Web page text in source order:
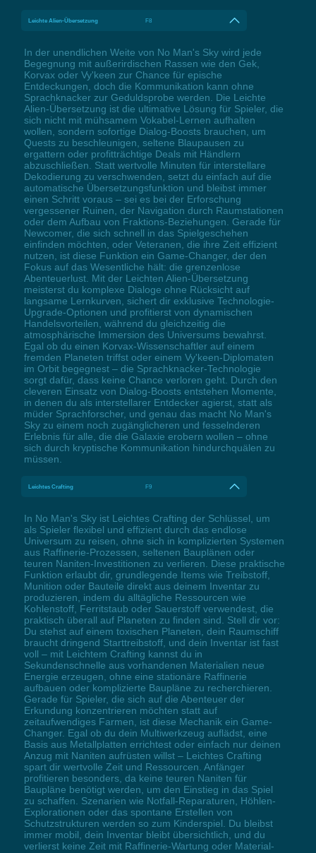
Leichte Alien-Übersetzung F8
In der unendlichen Weite von No Man's Sky wird jede
Begegnung mit außerirdischen Rassen wie den Gek,
Korvax oder Vy'keen zur Chance für epische
Entdeckungen, doch die Kommunikation kann ohne
Sprachknacker zur Geduldsprobe werden. Die Leichte
Alien-Übersetzung ist die ultimative Lösung für Spieler, die
sich nicht mit mühsamem Vokabel-Lernen aufhalten
wollen, sondern sofortige Dialog-Boosts brauchen, um
Quests zu beschleunigen, seltene Blaupausen zu
ergattern oder profitträchtige Deals mit Händlern
abzuschließen. Statt wertvolle Minuten für interstellare
Dekodierung zu verschwenden, setzt du einfach auf die
automatische Übersetzungsfunktion und bleibst immer
einen Schritt voraus – sei es bei der Erforschung
vergessener Ruinen, der Navigation durch Raumstationen
oder dem Aufbau von Fraktions-Beziehungen. Gerade für
Newcomer, die sich schnell in das Spielgeschehen
einfinden möchten, oder Veteranen, die ihre Zeit effizient
nutzen, ist diese Funktion ein Game-Changer, der den
Fokus auf das Wesentliche hält: die grenzenlose
Abenteuerlust. Mit der Leichten Alien-Übersetzung
meisterst du komplexe Dialoge ohne Rücksicht auf
langsame Lernkurven, sichert dir exklusive Technologie-
Upgrade-Optionen und profitierst von dynamischen
Handelsvorteilen, während du gleichzeitig die
atmosphärische Immersion des Universums bewahrst.
Egal ob du einen Korvax-Wissenschaftler auf einem
fremden Planeten triffst oder einem Vy'keen-Diplomaten
im Orbit begegnest – die Sprachknacker-Technologie
sorgt dafür, dass keine Chance verloren geht. Durch den
cleveren Einsatz von Dialog-Boosts entstehen Momente,
in denen du als interstellarer Entdecker agierst, statt als
müder Sprachforscher, und genau das macht No Man's
Sky zu einem noch zugänglicheren und fesselnderen
Erlebnis für alle, die die Galaxie erobern wollen – ohne
sich durch kryptische Kommunikation hindurchquälen zu
müssen.
Leichtes Crafting F9
In No Man's Sky ist Leichtes Crafting der Schlüssel, um
als Spieler flexibel und effizient durch das endlose
Universum zu reisen, ohne sich in komplizierten Systemen
aus Raffinerie-Prozessen, seltenen Bauplänen oder
teuren Naniten-Investitionen zu verlieren. Diese praktische
Funktion erlaubt dir, grundlegende Items wie Treibstoff,
Munition oder Bauteile direkt aus deinem Inventar zu
produzieren, indem du alltägliche Ressourcen wie
Kohlenstoff, Ferritstaub oder Sauerstoff verwendest, die
praktisch überall auf Planeten zu finden sind. Stell dir vor:
Du stehst auf einem toxischen Planeten, dein Raumschiff
braucht dringend Starttreibstoff, und dein Inventar ist fast
voll – mit Leichtem Crafting kannst du in
Sekundenschnelle aus vorhandenen Materialien neue
Energie erzeugen, ohne eine stationäre Raffinerie
aufbauen oder komplizierte Baupläne zu recherchieren.
Gerade für Spieler, die sich auf die Abenteuer der
Erkundung konzentrieren möchten statt auf
zeitaufwendiges Farmen, ist diese Mechanik ein Game-
Changer. Egal ob du dein Multiwerkzeug auflädst, eine
Basis aus Metallplatten errichtest oder einfach nur deinen
Anzug mit Naniten aufrüsten willst – Leichtes Crafting
spart dir wertvolle Zeit und Ressourcen. Anfänger
profitieren besonders, da keine teuren Naniten für
Baupläne benötigt werden, um den Einstieg in das Spiel
zu schaffen. Szenarien wie Notfall-Reparaturen, Höhlen-
Explorationen oder das spontane Erstellen von
Schutzstrukturen werden so zum Kinderspiel. Du bleibst
immer mobil, dein Inventar bleibt übersichtlich, und du
verlierst keine Zeit mit Raffinerie-Wartung oder Material-